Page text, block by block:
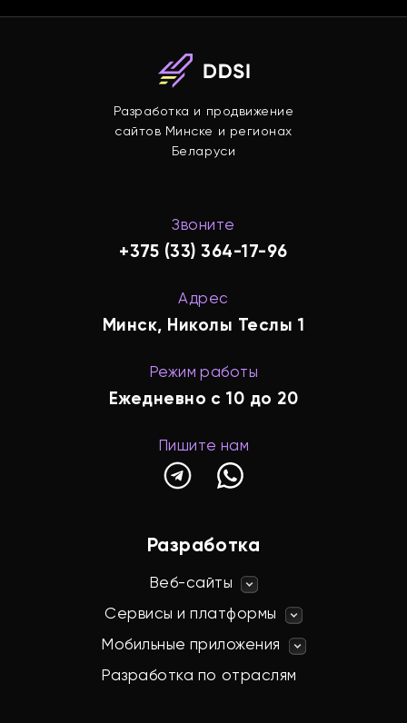
Разработка и продвижение
сайтов Минске и регионах
Беларуси
Звоните
+375 (33) 364-17-96
Адрес
Минск, Николы Теслы 1
Режим работы
Ежедневно с 10 до 20
Пишите нам
Разработка
Веб-сайты
Лендинги
Промо-сайты
Корпоративные сайты
Сервисы и платформы
CRM
MVP и стартапы
Мобильные приложения
Приложения для iOS
Разработка по отраслям